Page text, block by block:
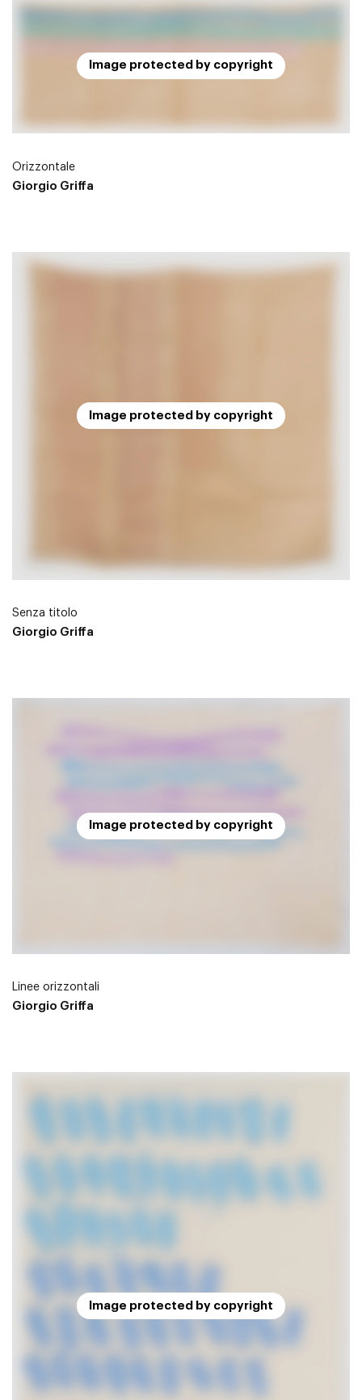
Image protected by copyright
Orizzontale
Giorgio Griffa
Image protected by copyright
Senza titolo
Giorgio Griffa
Image protected by copyright
Linee orizzontali
Giorgio Griffa
Image protected by copyright